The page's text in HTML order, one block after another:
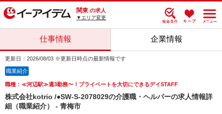
関東 の求人
▼エリア変更
仕事情報 企業情報
更新日：2026/08/03 ※更新日時点の最新情報です
職業紹介
職種：≪河辺駅≫週3勤務〜！プライベートを大切にできるデイSTAFF
株式会社kotrio /●SW-S-2078029の介護職・ヘルパーの求人情報詳
細（職業紹介） - 青梅市